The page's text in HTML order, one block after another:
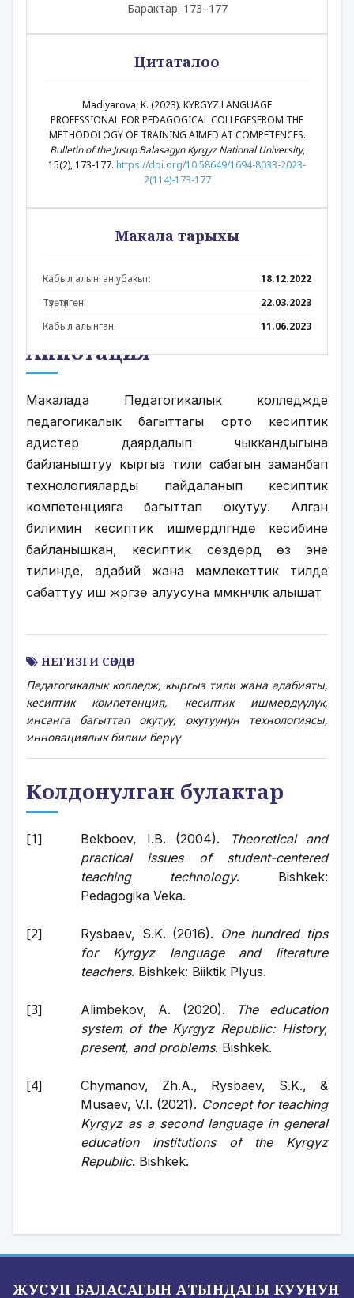
Аннотация
Макалада Педагогикалык колледжде
педагогикалык багыттагы орто кесиптик
адистер даярдалып чыккандыгына
байланыштуу кыргыз тили сабагын заманбап
технологияларды пайдаланып кесиптик
компетенцияга багыттап окутуу. Алган
билимин кесиптик ишмердүүлүгүндө кесибине
байланышкан, кесиптик сөздөрдү өз эне
тилинде, адабий жана мамлекеттик тилде
сабаттуу иш жүргүзө алуусуна мүмкүнчүлүк алышат
НЕГИЗГИ СӨЗДӨР
Педагогикалык колледж, кыргыз тили жана адабияты,
кесиптик компетенция, кесиптик ишмердүүлүк,
инсанга багыттап окутуу, окутуунун технологиясы,
инновациялык билим берүү
Колдонулган булактар
Bekboev, I.B. (2004).
Theoretical and
practical issues of student-centered
teaching technology. Bishkek:
Pedagogika Veka.
Rysbaev, S.K. (2016). One hundred tips
for Kyrgyz language and literature
teachers. Bishkek: Biiktik Plyus.
Alimbekov, A. (2020).
The education
system of the Kyrgyz Republic: History,
present, and problems. Bishkek.
Chymanov, Zh.A., Rysbaev, S.K., &
Musaev, V.I. (2021). Concept for teaching
Kyrgyz as a second language in general
education institutions of the Kyrgyz
Republic. Bishkek.
Барактар: 173–177
Цитаталоо
Madiyarova, K. (2023). KYRGYZ LANGUAGE
PROFESSIONAL FOR PEDAGOGICAL COLLEGESFROM THE
METHODOLOGY OF TRAINING AIMED AT COMPETENCES.
Bulletin of the Jusup Balasagyn Kyrgyz National University,
15(2), 173-177. https://doi.org/10.58649/1694-8033-2023-
2(114)-173-177
Макала тарыхы
Кабыл алынган убакыт:
18.12.2022
Түзөтүлгөн:
22.03.2023
Кабыл алынган:
11.06.2023
ЖУСУП БАЛАСАГЫН АТЫНДАГЫ КУУНУН